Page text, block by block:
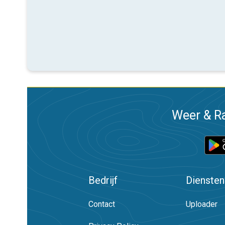
Weer &
Bedrijf
Contact
Diensten
Uploader